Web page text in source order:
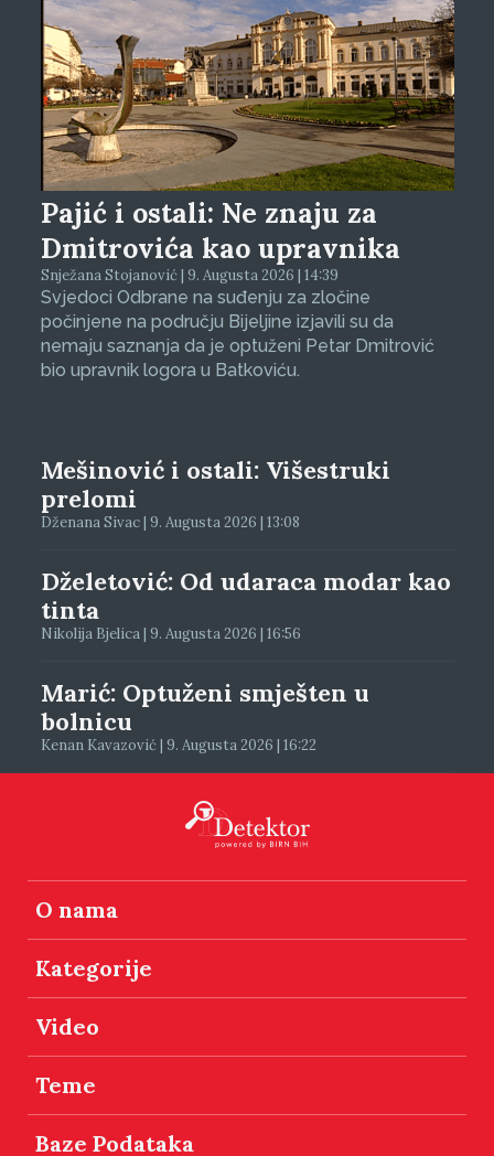
Pajić i ostali: Ne znaju za
Dmitrovića kao upravnika
Snježana Stojanović | 9. Augusta 2026 | 14:39
Svjedoci Odbrane na suđenju za zločine
počinjene na području Bijeljine izjavili su da
nemaju saznanja da je optuženi Petar Dmitrović
bio upravnik logora u Batkoviću.
Mešinović i ostali: Višestruki
prelomi
Dženana Sivac | 9. Augusta 2026 | 13:08
Dželetović: Od udaraca modar kao
tinta
Nikolija Bjelica | 9. Augusta 2026 | 16:56
Marić: Optuženi smješten u
bolnicu
Kenan Kavazović | 9. Augusta 2026 | 16:22
O nama
Kategorije
Video
Teme
Baze Podataka